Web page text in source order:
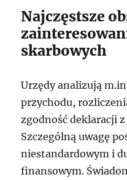
Najczęstsze
skarbowych
Urzędy analizują
przychodu,
zgodność deklaracji
Szczególną uwagę
niestandardowym i
finansowym.